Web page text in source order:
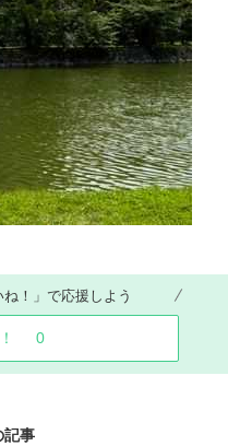
！」で応援しよう
0
記事